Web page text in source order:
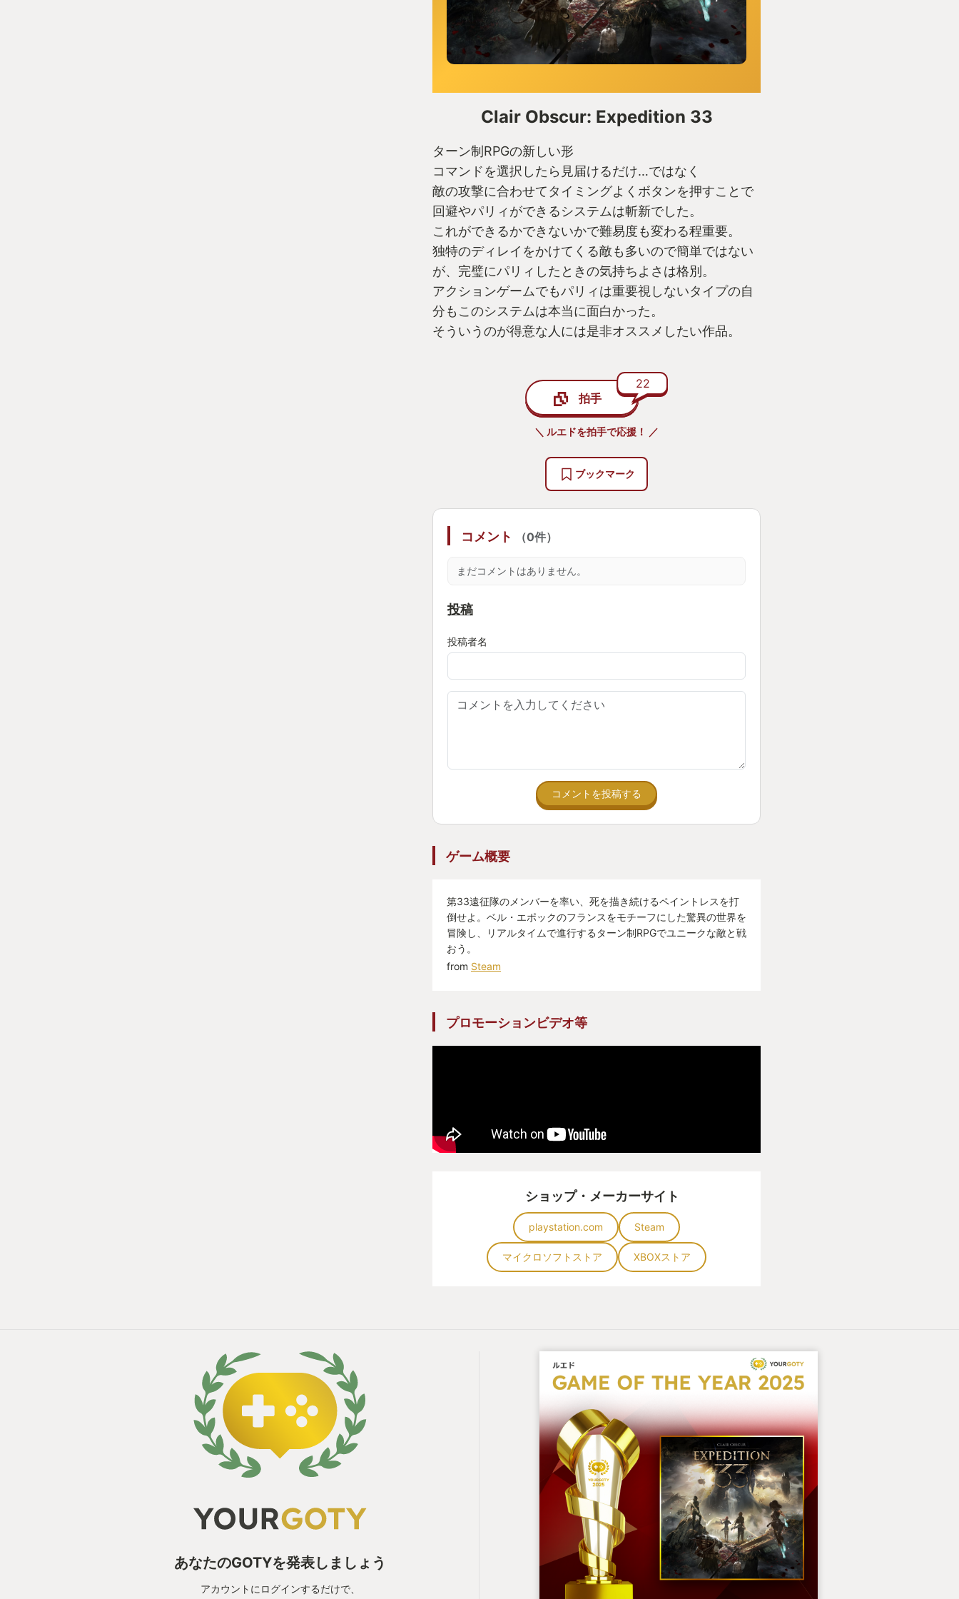
Clair Obscur: Expedition 33
ターン制RPGの新しい形
コマンドを選択したら見届けるだけ…ではなく
敵の攻撃に合わせてタイミングよくボタンを押すことで
回避やパリィができるシステムは斬新でした。
これができるかできないかで難易度も変わる程重要。
独特のディレイをかけてくる敵も多いので簡単ではない
が、完璧にパリィしたときの気持ちよさは格別。
アクションゲームでもパリィは重要視しないタイプの自
分もこのシステムは本当に面白かった。
そういうのが得意な人には是非オススメしたい作品。
拍手
22
＼ ルエドを拍手で応援！ ／
ブックマーク
コメント （0件）
まだコメントはありません。
投稿
投稿者名
コメントを投稿する
ゲーム概要
第33遠征隊のメンバーを率い、死を描き続けるペイントレスを打
倒せよ。ベル・エポックのフランスをモチーフにした驚異の世界を
冒険し、リアルタイムで進行するターン制RPGでユニークな敵と戦
おう。
from Steam
プロモーションビデオ等
ショップ・メーカーサイト
playstation.com Steam
マイクロソフトストア XBOXストア
あなたのGOTYを発表しましょう
アカウントにログインするだけで、